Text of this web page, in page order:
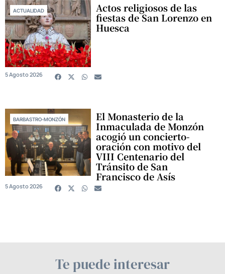
ACTUALIDAD Actos religiosos de las
fiestas de San Lorenzo en
Huesca
5 Agosto 2026
BARBASTRO-MONZÓN El Monasterio de la
Inmaculada de Monzón
acogió un concierto-
oración con motivo del
VIII Centenario del
Tránsito de San
Francisco de Asís
5 Agosto 2026
Te puede interesar